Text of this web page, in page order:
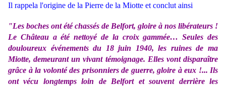
Il rappela l'origine de la Pierre de la Miotte et conclut ainsi
"Les boches ont été chassés de Belfort, gloire à nos libérateurs !
Le Château a été nettoyé de la croix gammée… Seules des
douloureux événements du 18 juin 1940, les ruines de ma
Miotte, demeurant un vivant témoignage. Elles vont disparaître
grâce à la volonté des prisonniers de guerre, gloire à eux !... Ils
ont vécu longtemps loin de Belfort et souvent derrière les